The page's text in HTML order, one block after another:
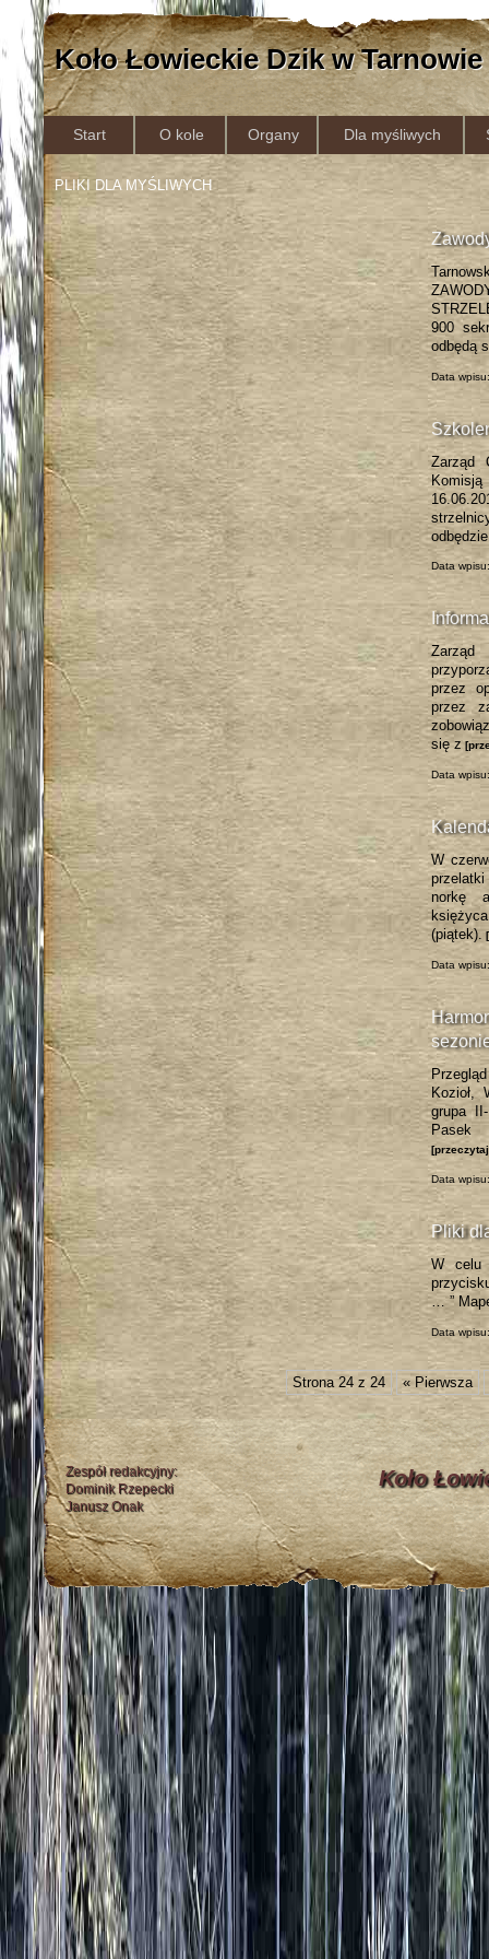
Koło Łowieckie Dzik w Tarnowie
Start O kole Organy Dla myśliwych
PLIKI DLA MYŚLIWYCH
900
odbędą
Data
Zarząd
Data
przez
przez
się z
Data
W
norkę
(piątek).
Data
grupa
Pasek
Data
Pliki
W celu
… ”
Data
Strona 24 z 24 « Pierwsza
Zespół redakcyjny:
Dominik Rzepecki
Janusz Onak
Koło